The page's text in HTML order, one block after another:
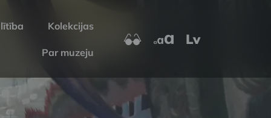
Kolekcijas
Par muzeju
Lv